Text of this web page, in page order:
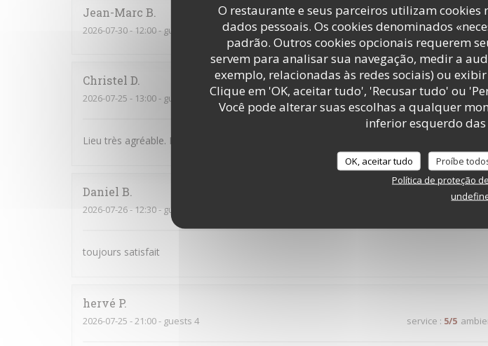
O restaurante e seus parceiros utilizam
dados pessoais. Os cookies denominados
padrão. Outros cookies opcionais requerem
servem para analisar sua navegação, medir a
exemplo, relacionadas às redes sociais) ou
Clique em 'OK, aceitar tudo', 'Recusar tudo' ou
Você pode alterar suas escolhas a qualquer
inferior esquerdo
OK, aceitar tudo Proíbe
Política de proteção
Jean-Marc B
2026-07-30- 12:00 - guests 4 service:4/5
Christel D
2026-07-25 - 13:00 - guests 3 service:5 /5
Lieu très agréable. Personnel souriant et à l’écoute. Très belle expérience.
Daniel B
2026-07-26- 12:30 - guests 2
toujours satisfait
hervé P
2026-07-25 - 21:00 - guests 4 service : 5/5